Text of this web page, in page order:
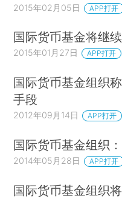
2015年02月05日 APP打开
国际货币基金将继
2015年01月27日 APP打开
国际货币基金组织
手段
2012年09月14日 APP打开
国际货币基金组织
2014年05月28日 APP打开
国际货币基金组织